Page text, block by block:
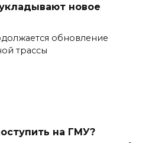
новое
обновление
трассы
на ГМУ?